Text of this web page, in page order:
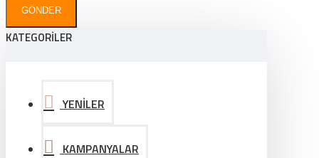
GÖNDER
KATEGORİLER
YENİLER
KAMPANYALAR